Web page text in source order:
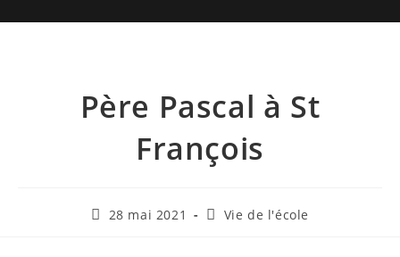
Père Pascal à St
François
Publication
28 mai 2021
PostVie de l'école